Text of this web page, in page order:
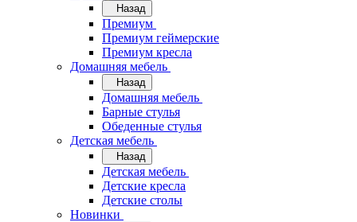
Назад
Премиум
Премиум геймерские
Премиум кресла
Домашняя мебель
Назад
Домашняя мебель
Барные стулья
Обеденные стулья
Детская мебель
Назад
Детская мебель
Детские кресла
Детские столы
Новинки